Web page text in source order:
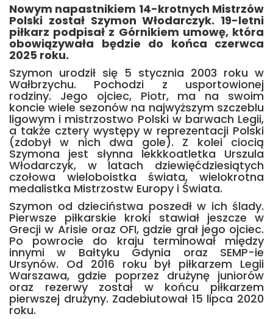
Nowym napastnikiem 14-krotnych Mistrzów
Polski został Szymon Włodarczyk. 19-letni
piłkarz podpisał z Górnikiem umowę, która
obowiązywała będzie do końca czerwca
2025 roku.
Szymon urodził się 5 stycznia 2003 roku w
Wałbrzychu. Pochodzi z usportowionej
rodziny. Jego ojciec, Piotr, ma na swoim
koncie wiele sezonów na najwyższym szczeblu
ligowym i mistrzostwo Polski w barwach Legii,
a także cztery występy w reprezentacji Polski
(zdobył w nich dwa gole). Z kolei ciocią
Szymona jest słynna lekkkoatletka Urszula
Włodarczyk, w latach dziewięćdziesiątych
czołowa wieloboistka świata, wielokrotna
medalistka Mistrzostw Europy i Świata.
Szymon od dzieciństwa poszedł w ich ślady.
Pierwsze piłkarskie kroki stawiał jeszcze w
Grecji w Arisie oraz OFI, gdzie grał jego ojciec.
Po powrocie do kraju terminował między
innymi w Bałtyku Gdynia oraz SEMP-ie
Ursynów. Od 2016 roku był piłkarzem Legii
Warszawa, gdzie poprzez drużynę juniorów
oraz rezerwy został w końcu piłkarzem
pierwszej drużyny. Zadebiutował 15 lipca 2020
roku.